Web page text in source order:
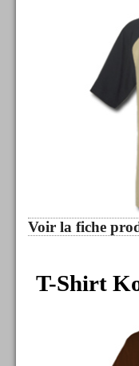
Voir la fiche
T-Shirt